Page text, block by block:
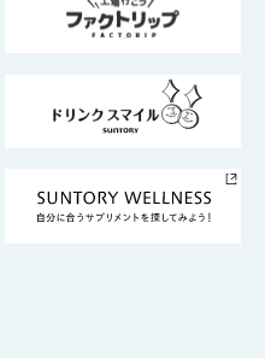
ナビリティ経営